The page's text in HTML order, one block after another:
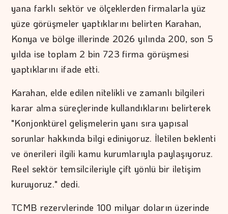
yana farklı sektör ve ölçeklerden firmalarla yüz
yüze görüşmeler yaptıklarını belirten Karahan,
Konya ve bölge illerinde 2026 yılında 200, son 5
yılda ise toplam 2 bin 723 firma görüşmesi
yaptıklarını ifade etti.
Karahan, elde edilen nitelikli ve zamanlı bilgileri
karar alma süreçlerinde kullandıklarını belirterek
"Konjonktürel gelişmelerin yanı sıra yapısal
sorunlar hakkında bilgi ediniyoruz. İletilen beklenti
ve önerileri ilgili kamu kurumlarıyla paylaşıyoruz.
Reel sektör temsilcileriyle çift yönlü bir iletişim
kuruyoruz." dedi.
TCMB rezervlerinde 100 milyar doların üzerinde